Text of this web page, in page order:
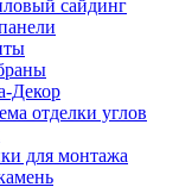
сайдинг
Декор
отделки углов
для монтажа